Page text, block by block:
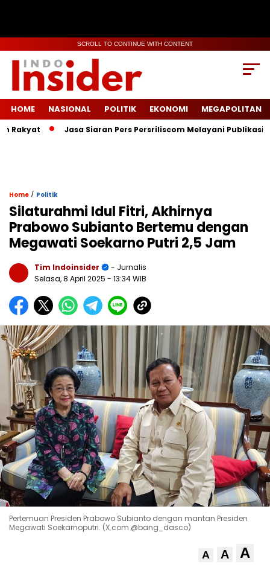
SCROLL TO CONTINUE WITH CONTENT
HOME NASIONAL POLITIK EKONOMI MEGAPOLITAN
Jasa Siaran Pers Persriliscom Melayani Publikasi ke
Home / Politik
Silaturahmi Idul Fitri, Akhirnya
Prabowo Subianto Bertemu dengan
Megawati Soekarno Putri 2,5 Jam
Tim Indoinsider
- Jurnalis
Selasa, 8 April 2025 - 13:34 WIB
Pertemuan Presiden Prabowo Subianto dengan mantan Presiden
Megawati Soekarnoputri. (X.com @bang_dasco)
A A A